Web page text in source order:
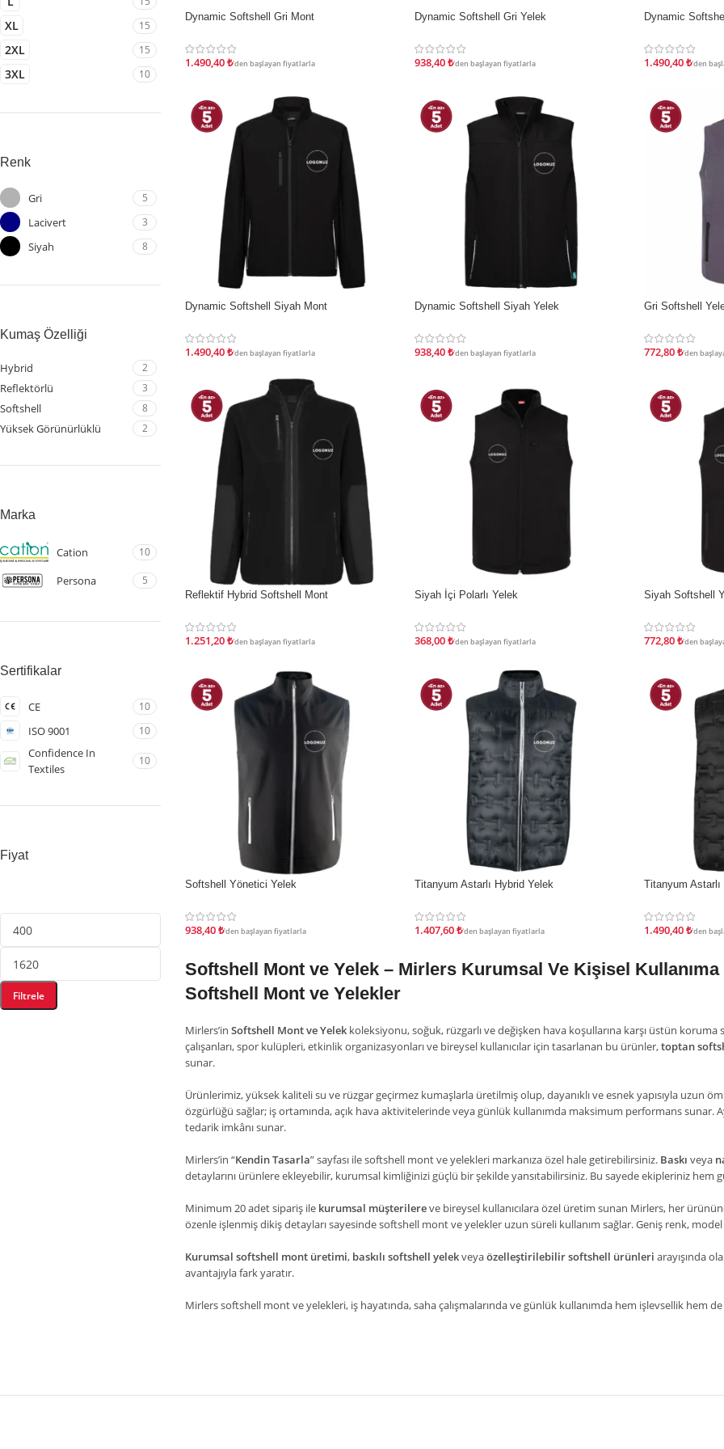
XL 15
2XL 15
3XL 10
Renk
Gri 5
Lacivert 3
Siyah 8
Kumaş Özelliği
Hybrid 2
Reflektörlü 3
Softshell 8
Yüksek Görünürlüklü 2
Marka
Cation 10
Persona 5
Sertifikalar
CE 10
ISO 9001 10
Confidence In
Textiles
10
Fiyat
Filtrele
İndirim
Dynamic Softshell Gri Mont
1.490,40₺'den başlayan fiyatlarla
İndirim
Dynamic Softshell Gri Yelek
938,40₺'den başlayan fiyatlarla
İndirim
Dynamic
1.490,40₺'den
İndirim
Dynamic Softshell Siyah Mont
1.490,40₺'den başlayan fiyatlarla
İndirim
Dynamic Softshell Siyah Yelek
938,40₺'den başlayan fiyatlarla
İndirim
Gri Softshell
772,80₺'den
İndirim
Reflektif Hybrid Softshell Mont
1.251,20₺'den başlayan fiyatlarla
İndirim
Siyah İçi Polarlı Yelek
368,00₺'den başlayan fiyatlarla
İndirim
Siyah Softshell
772,80₺'den
İndirim
Softshell Yönetici Yelek
938,40₺'den başlayan fiyatlarla
İndirim
Titanyum Astarlı Hybrid Yelek
1.407,60₺'den başlayan fiyatlarla
İndirim
Titanyum
1.490,40₺'den
Softshell Mont ve Yelek – Mirlers Kurumsal Ve Kişisel Kullanıma
Softshell Mont ve Yelekler
Mirlers’in Softshell Mont ve Yelek koleksiyonu, soğuk, rüzgarlı ve değişken hava koşullarına karşı üstün
çalışanları, spor kulüpleri, etkinlik organizasyonları ve bireysel kullanıcılar için tasarlanan bu ürünler,toptan
sunar.
Ürünlerimiz, yüksek kaliteli su ve rüzgar geçirmez kumaşlarla üretilmiş olup, dayanıklı ve esnek yapısıyla uzun
özgürlüğü sağlar; iş ortamında, açık hava aktivitelerinde veya günlük kullanımda maksimum performans sunar.
tedarik imkânı sunar.
Mirlers’in “Kendin Tasarla” sayfası ile softshell mont ve yelekleri markanıza özel hale getirebilirsiniz. Baskı veya
detaylarını ürünlere ekleyebilir, kurumsal kimliğinizi güçlü bir şekilde yansıtabilirsiniz. Bu sayede ekipleriniz
Minimum 20 adet sipariş ile kurumsal müşterilereve bireysel kullanıcılara özel üretim sunan Mirlers, her
özenle işlenmiş dikiş detayları sayesinde softshell mont ve yelekler uzun süreli kullanım sağlar. Geniş renk,
Kurumsal softshell mont üretimi, baskılı softshell yelekveyaözelleştirilebilir softshell ürünleri arayışında
avantajıyla fark yaratır.
Mirlers softshell mont ve yelekleri, iş hayatında, saha çalışmalarında ve günlük kullanımda hem işlevsellik hem de